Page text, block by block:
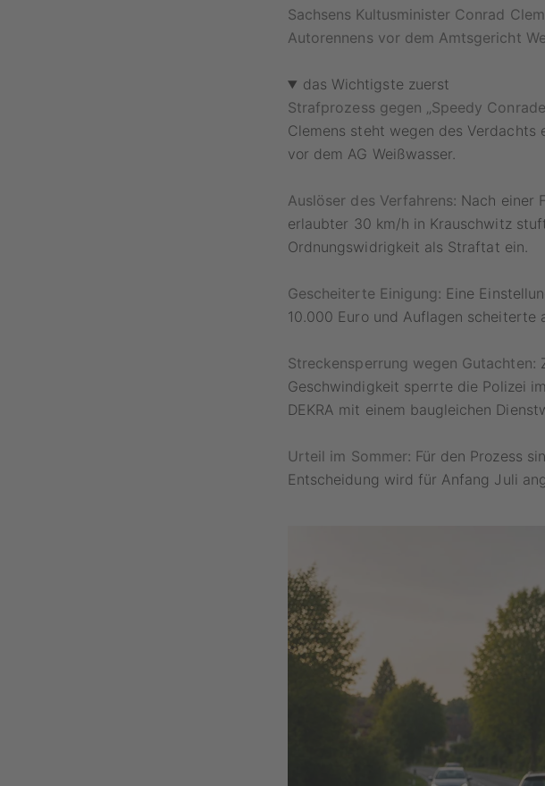
Sachsens Kultusminister Conrad
Autorennens vor dem Amtsgericht
das Wichtigste zuerst
Strafprozess gegen „Speedy
Clemens steht wegen des Verdachts
vor dem AG Weißwasser.
Auslöser des Verfahrens: Nach einer
erlaubter 30 km/h in Krauschwitz
Ordnungswidrigkeit als Straftat ein.
Gescheiterte Einigung: Eine
10.000 Euro und Auflagen scheiterte
Streckensperrung wegen Gutachten:
Geschwindigkeit sperrte die Polizei
DEKRA mit einem baugleichen
Urteil im Sommer: Für den Prozess
Entscheidung wird für Anfang Juli